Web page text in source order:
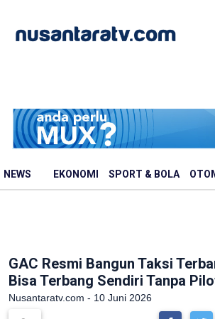
NEWS EKONOMI SPORT & BOLA
GAC Resmi Bangun Taksi
Bisa Terbang Sendiri Tanpa
Nusantaratv.com - 10 Juni 2026